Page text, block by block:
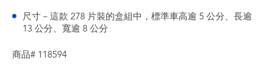
尺寸－這款 278 片裝的盒組中，標準車高逾 5 公分、長逾
13 公分、寬逾 8 公分
商品# 118594